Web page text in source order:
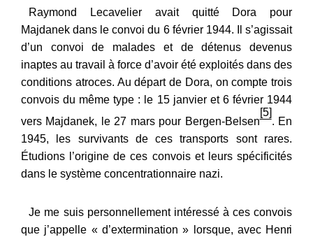
Raymond Lecavelier avait quitté Dora pour
Majdanek dans le convoi du 6 février 1944. Il s’agissait
d’un convoi de malades et de détenus devenus
inaptes au travail à force d’avoir été exploités dans des
conditions atroces. Au départ de Dora, on compte trois
convois du même type : le 15 janvier et 6 février 1944
vers Majdanek, le 27 mars pour Bergen-Belsen
[5]
. En
1945, les survivants de ces transports sont rares.
Étudions l’origine de ces convois et leurs spécificités
dans le système concentrationnaire nazi.
Je me suis personnellement intéressé à ces convois
que j’appelle « d’extermination » lorsque, avec Henri